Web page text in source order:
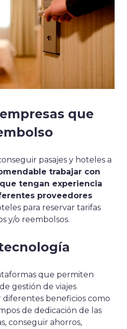
que
pasajes y hoteles a
trabajar con
tengan experiencia
proveedores
para reservar tarifas
y/o reembolsos.
que permiten
gestión de viajes
beneficios como
de dedicación de las
conseguir ahorros,